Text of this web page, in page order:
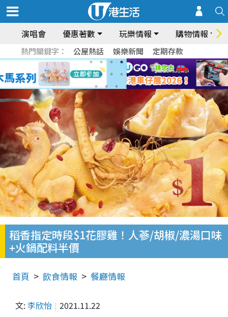
演唱會 優惠著數 玩樂情報 購物情報
熱門關鍵字： 公屋熱話 娛樂新聞 定期存款
稻香指定時段$1花膠雞！人蔘/胡椒/濃湯口味
+火鍋配料半價
首頁 飲食情報 餐廳情報
文: 李欣怡 2021.11.22